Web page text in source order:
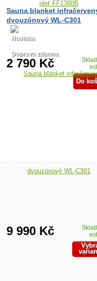
2 790 Kč
Sauna blanket
dvouzónový WL-C301
Novinka
Doprava zdarma
9 990 Kč